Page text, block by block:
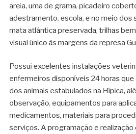
areia, uma de grama, picadeiro
adestramento, escola, e no meio
mata atlântica preservada, trilhas
visual único às margens da represa
Possui excelentes instalações
enfermeiros disponíveis 24 horas
dos animais estabulados na Hípica,
observação, equipamentos para
medicamentos, materiais para
serviços. A programação e realização